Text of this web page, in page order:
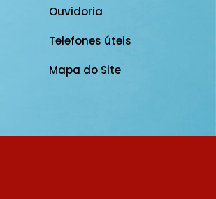
Ouvidoria
Telefones úteis
Mapa do Site